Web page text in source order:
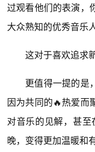
过观看他们的表演，
大众熟知的优秀音乐人
这对于喜欢追求
更值得一提的是
因为共同的🔥热爱而
对音乐的见解，甚
晚，变得更加温暖和